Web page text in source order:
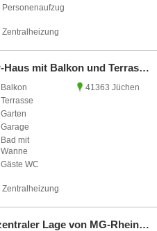
Personenaufzug
Zentralheizung
Familienfreundliches 5-Zimmer-Haus mit Balkon und Terrasse in Jüchen-Hochneukirch
Balkon
Terrasse
Garten
Garage
Bad mit
Wanne
Gäste WC
Zentralheizung
41363 Jüchen
Gepflegtes Reihenendhaus in zentraler Lage von MG-Rheindahlen